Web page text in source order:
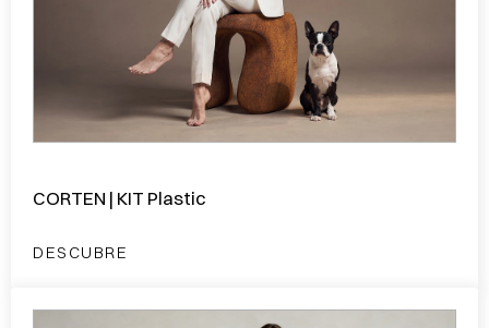
CORTEN | KIT Plastic
DESCUBRE